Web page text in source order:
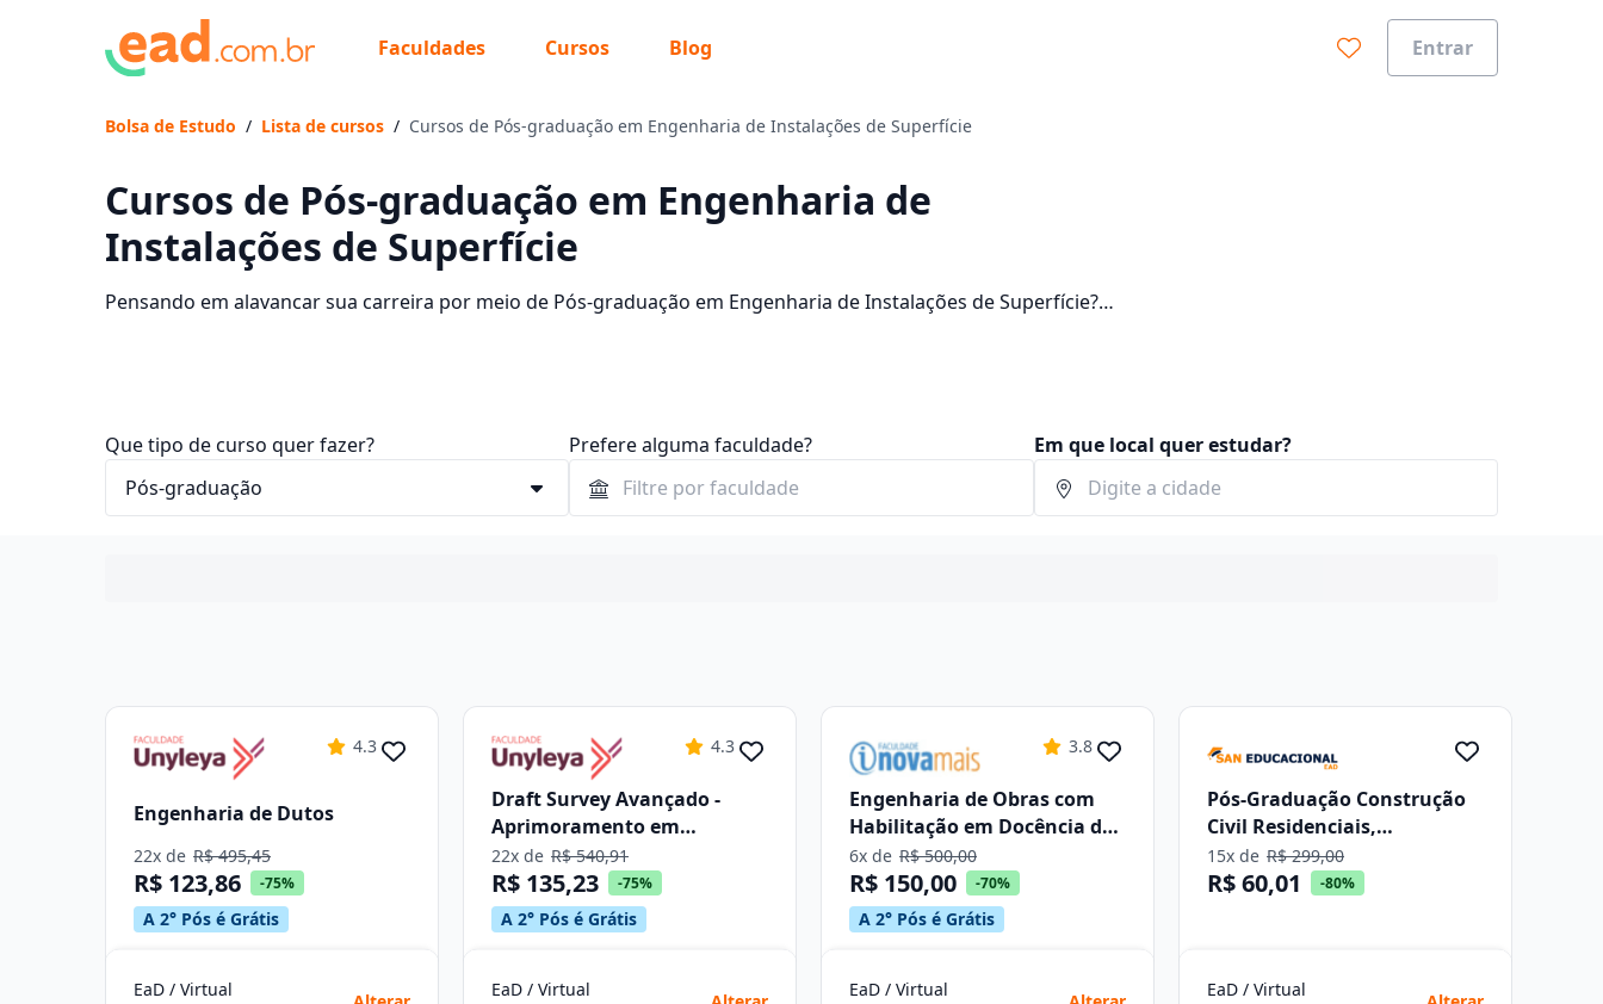
Faculdades Cursos Blog Entrar
Bolsa de Estudo / Lista de cursos / Cursos de Pós-graduação em Engenharia de Instalações de Superfície
Cursos de Pós-graduação em Engenharia de
Instalações de Superfície
Pensando em alavancar sua carreira por meio de Pós-graduação em Engenharia de Instalações de Superfície?
Que tipo de curso quer fazer? Prefere alguma faculdade? Em que local quer estudar?
4.3
Engenharia de Dutos
22x de R$ 495,45
R$ 123,86 -75%
A 2° Pós é Grátis
EaD / Virtual
4.3
Draft Survey Avançado -
Aprimoramento em
Arqueação de Navios,
Quantificação de Granéis
Sólidos, Líquidos e Gasosos
22x de R$ 540,91
R$ 135,23 -75%
A 2° Pós é Grátis
EaD / Virtual
3.8
Engenharia de Obras com
Habilitação em Docência do
Ensino Superior
6x de R$ 500,00
R$ 150,00 -70%
A 2° Pós é Grátis
EaD / Virtual
Pós-Graduação Construção
Civil Residenciais,
Industriais e Especiais
15x de R$ 299,00
R$ 60,01 -80%
EaD / Virtual